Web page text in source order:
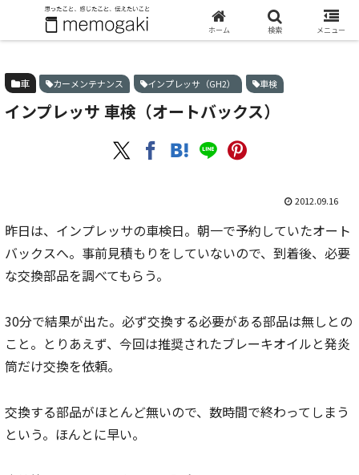
ホーム 車 インプレッサ 車検（オートバックス）
車 カーメンテナンス インプレッサ（GH2） 車検
インプレッサ 車検（オートバックス）
2012.09.16
昨日は、インプレッサの車検日。朝一で予約していたオート
バックスへ。事前見積もりをしていないので、到着後、必要
な交換部品を調べてもらう。
30分で結果が出た。必ず交換する必要がある部品は無しとの
こと。とりあえず、今回は推奨されたブレーキオイルと発炎
筒だけ交換を依頼。
交換する部品がほとんど無いので、数時間で終わってしまう
という。ほんとに早い。
ホーム 検索 メニュー